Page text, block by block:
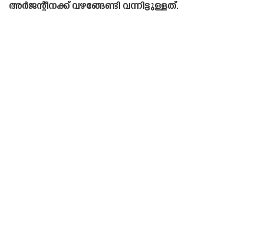
അർജന്റീനക്ക് വഴങ്ങേണ്ടി വന്നിട്ടുള്ളത്.